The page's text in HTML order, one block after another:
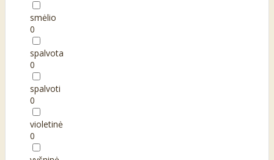
smėlio
0
spalvota
0
spalvoti
0
violetinė
0